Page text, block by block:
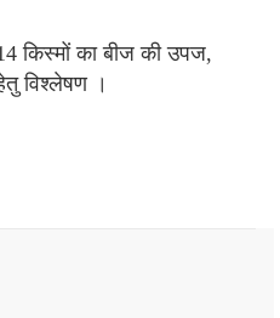
किस्मों का बीज की उपज,
विश्लेषण ।